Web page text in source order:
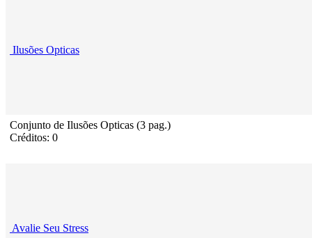
Ilusões Opticas
Conjunto de Ilusões Opticas (3 pag.)
Créditos: 0
Avalie Seu Stress